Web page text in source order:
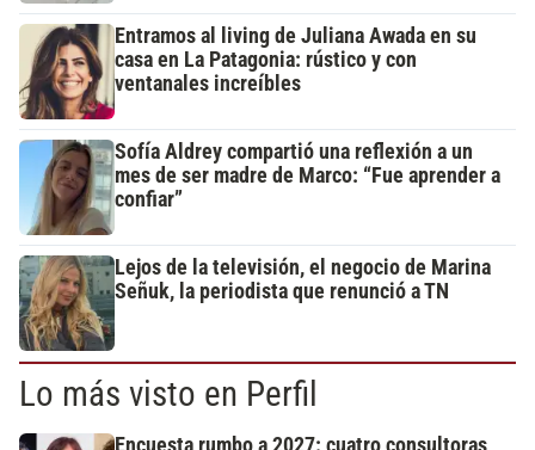
Entramos al living de Juliana Awada en su
casa en La Patagonia: rústico y con
ventanales increíbles
Sofía Aldrey compartió una reflexión a un
mes de ser madre de Marco: “Fue aprender a
confiar”
Lejos de la televisión, el negocio de Marina
Señuk, la periodista que renunció a TN
Lo más visto en Perfil
Encuesta rumbo a 2027: cuatro consultoras